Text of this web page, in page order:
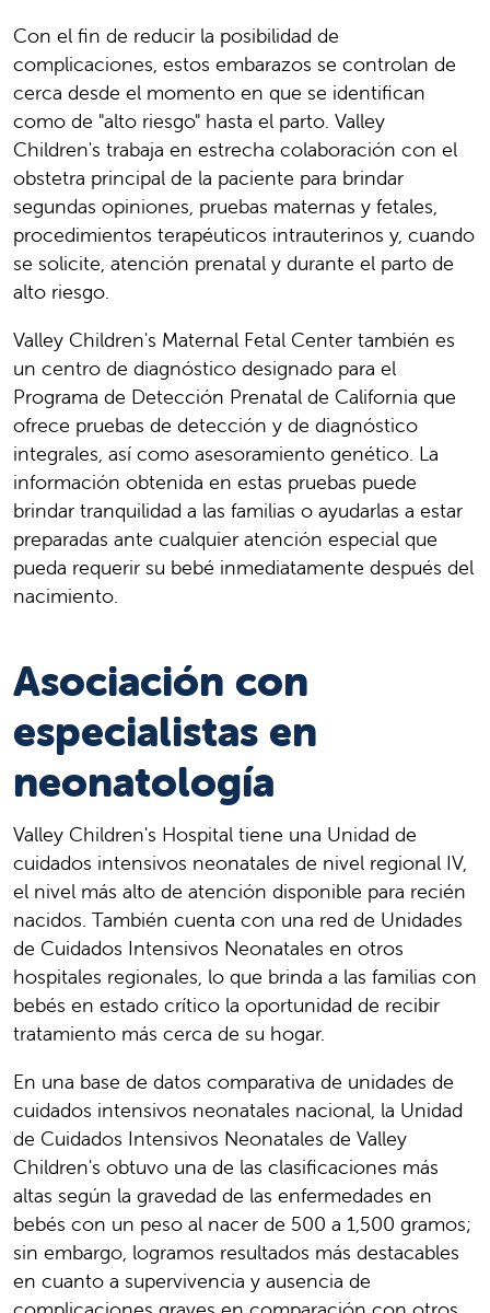
Con el fin de reducir la posibilidad de
complicaciones, estos embarazos se controlan de
cerca desde el momento en que se identifican
como de "alto riesgo" hasta el parto. Valley
Children's trabaja en estrecha colaboración con el
obstetra principal de la paciente para brindar
segundas opiniones, pruebas maternas y fetales,
procedimientos terapéuticos intrauterinos y, cuando
se solicite, atención prenatal y durante el parto de
alto riesgo.
Valley Children's Maternal Fetal Center también es
un centro de diagnóstico designado para el
Programa de Detección Prenatal de California que
ofrece pruebas de detección y de diagnóstico
integrales, así como asesoramiento genético. La
información obtenida en estas pruebas puede
brindar tranquilidad a las familias o ayudarlas a estar
preparadas ante cualquier atención especial que
pueda requerir su bebé inmediatamente después del
nacimiento.
Asociación con
especialistas en
neonatología
Valley Children's Hospital tiene una Unidad de
cuidados intensivos neonatales de nivel regional IV,
el nivel más alto de atención disponible para recién
nacidos. También cuenta con una red de Unidades
de Cuidados Intensivos Neonatales en otros
hospitales regionales, lo que brinda a las familias con
bebés en estado crítico la oportunidad de recibir
tratamiento más cerca de su hogar.
En una base de datos comparativa de unidades de
cuidados intensivos neonatales nacional, la Unidad
de Cuidados Intensivos Neonatales de Valley
Children's obtuvo una de las clasificaciones más
altas según la gravedad de las enfermedades en
bebés con un peso al nacer de 500 a 1,500 gramos;
sin embargo, logramos resultados más destacables
en cuanto a supervivencia y ausencia de